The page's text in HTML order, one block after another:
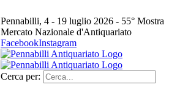
Pennabilli, 4 - 19 luglio 2026 - 55° Mostra
Mercato Nazionale d'Antiquariato
FacebookInstagram
Cerca per: